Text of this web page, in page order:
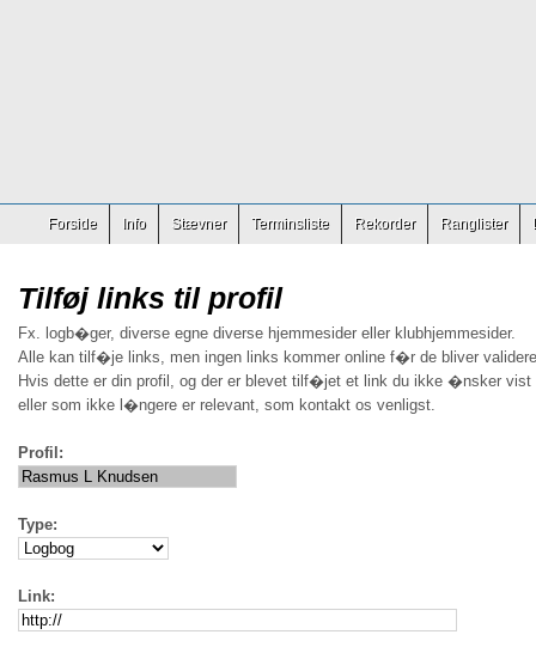
Forside Info Stævner Terminsliste Rekorder Ranglister
Tilføj links til profil
Fx. logb�ger, diverse egne diverse hjemmesider eller klubhjemmesider.
Alle kan tilf�je links, men ingen links kommer online f�r de bliver
Hvis dette er din profil, og der er blevet tilf�jet et link du ikke �nsker vist
eller som ikke l�ngere er relevant, som kontakt os venligst.
Profil:
Type:
Link: